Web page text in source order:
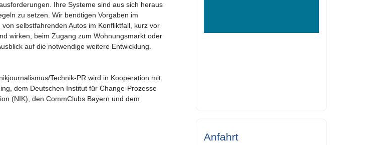
Ihre Systeme sind aus sich heraus
zu setzen. Wir benötigen Vorgaben im
selbstfahrenden Autos im Konfliktfall, kurz vor
wirken, beim Zugang zum Wohnungsmarkt oder
auf die notwendige weitere Entwicklung.
Technik-PR wird in Kooperation mit
dem Deutschen Institut für Change-Prozesse
(NIK), den CommClubs Bayern und dem
Anfahrt